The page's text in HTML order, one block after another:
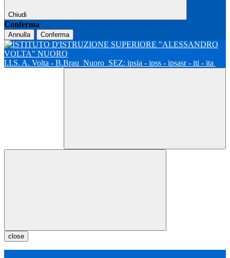
Chiudi
Conferma
Annulla Conferma
I.I.S. A. Volta - B.Brau Nuoro SEZ: ipsia - ipss - ipsasr - iti - ita
close